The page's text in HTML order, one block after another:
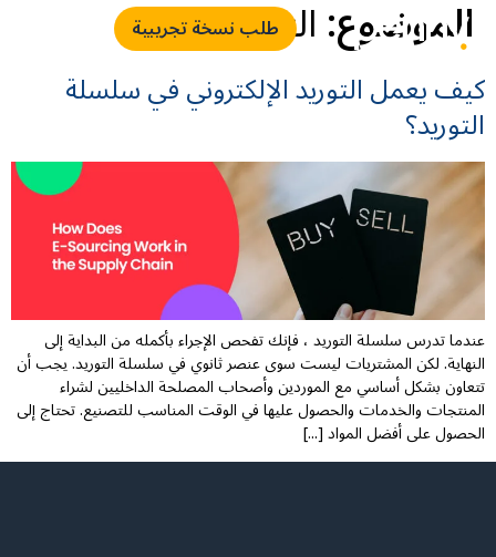
طلب نسخة تجريبية الموضوع:التوريد
كيف يعمل التوريد الإلكتروني في سلسلة
التوريد؟
عندما تدرس سلسلة التوريد ، فإنك تفحص الإجراء بأكمله من البداية إلى
النهاية. لكن المشتريات ليست سوى عنصر ثانوي في سلسلة التوريد. يجب أن
تتعاون بشكل أساسي مع الموردين وأصحاب المصلحة الداخليين لشراء
المنتجات والخدمات والحصول عليها في الوقت المناسب للتصنيع. تحتاج إلى
الحصول على أفضل المواد [...]